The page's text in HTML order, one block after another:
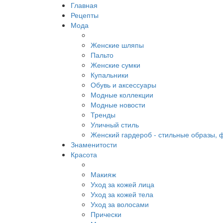
Главная
Рецепты
Мода
Женские шляпы
Пальто
Женские сумки
Купальники
Обувь и аксессуары
Модные коллекции
Модные новости
Тренды
Уличный стиль
Женский гардероб - стильные образы,
Знаменитости
Красота
Макияж
Уход за кожей лица
Уход за кожей тела
Уход за волосами
Прически